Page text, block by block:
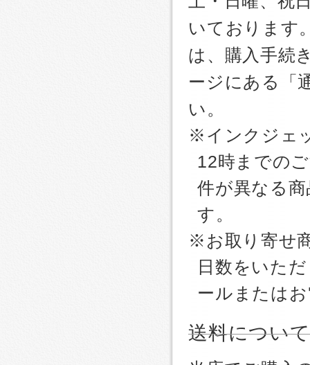
いております
は、購入手続
ージにある「
い。
※インクジェ
12時までの
件が異なる
す。
※お取り寄せ
日数をいた
ールまたは
送料について